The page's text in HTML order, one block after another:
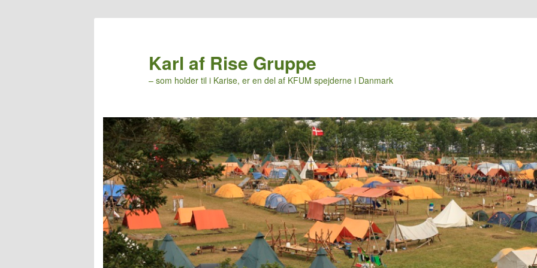
Karl af Rise Gruppe
– som holder til i Karise, er en del af KFUM spejderne i Danmark